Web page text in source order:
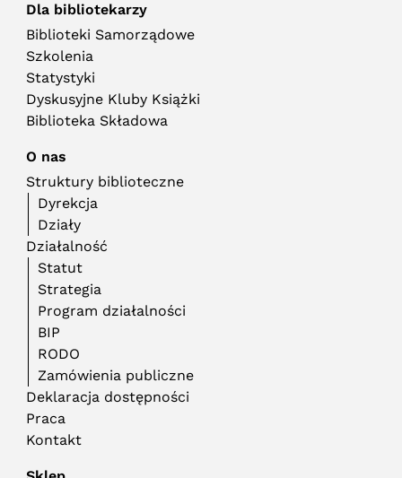
Dla bibliotekarzy
Biblioteki Samorządowe
Szkolenia
Statystyki
Dyskusyjne Kluby Książki
Biblioteka Składowa
O nas
Struktury biblioteczne
Dyrekcja
Działy
Działalność
Statut
Strategia
Program działalności
BIP
RODO
Zamówienia publiczne
Deklaracja dostępności
Praca
Kontakt